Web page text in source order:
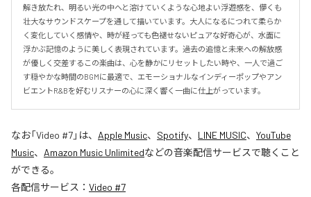
解き放たれ、明るい光の中へと溶けていくような心地よい浮遊感を、儚くも
壮大なサウンドスケープを通して描いています。大人になるにつれて柔らか
く変化していく感情や、時が経っても色褪せないピュアな好奇心が、水面に
浮かぶ記憶のように美しく表現されています。過去の追憶と未来への解放感
が優しく交差するこの楽曲は、心を静かにリセットしたい時や、一人で過ご
す穏やかな時間のBGMに最適で、エモーショナルなインディーポップやアン
ビエントR&Bを好むリスナーの心に深く響く一曲に仕上がっています。
なお「Video #7」は、 Apple Music、 Spotify、 LINE MUSIC、 YouTube
Music、 Amazon Music Unlimitedなどの音楽配信サービスで聴くこと
ができる。
各配信サービス： Video #7